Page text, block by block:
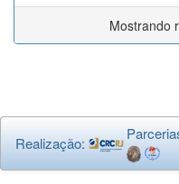
Mostrando
Realização: